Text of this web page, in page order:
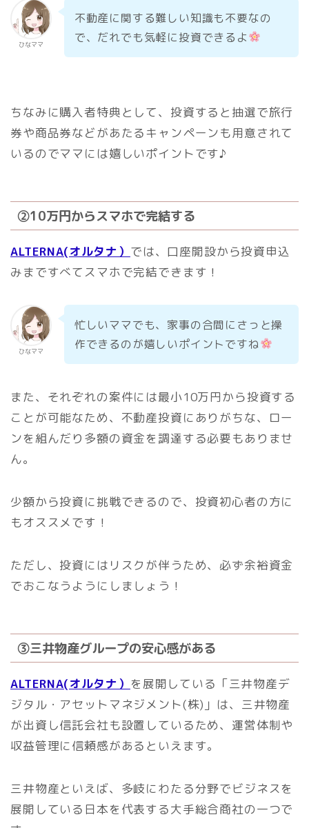
ひなママ
不動産に関する難しい知識も不要なの
で、だれでも気軽に投資できるよ
ちなみに購入者特典として、投資すると抽選で旅行
券や商品券などがあたるキャンペーンも用意されて
いるのでママには嬉しいポイントです♪
②10万円からスマホで完結する
ALTERNA(オルタナ） では、口座開設から投資申込
みまですべてスマホで完結できます！
ひなママ
忙しいママでも、家事の合間にさっと操
作できるのが嬉しいポイントですね
また、それぞれの案件には最小10万円から投資する
ことが可能なため、不動産投資にありがちな、ロー
ンを組んだり多額の資金を調達する必要もありませ
ん。
少額から投資に挑戦できるので、投資初心者の方に
もオススメです！
ただし、投資にはリスクが伴うため、必ず余裕資金
でおこなうようにしましょう！
③三井物産グループの安心感がある
ALTERNA(オルタナ） を展開している「三井物産デ
ジタル・アセットマネジメント(株)」は、三井物産
が出資し信託会社も設置しているため、運営体制や
収益管理に信頼感があるといえます。
三井物産といえば、多岐にわたる分野でビジネスを
展開している日本を代表する大手総合商社の一つで